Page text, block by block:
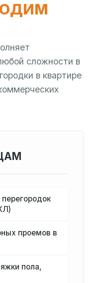
сложности в
в квартире
проемов в
пола,